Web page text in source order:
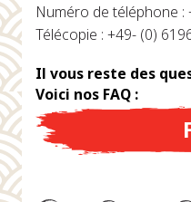
Numéro de téléphone :
Télécopie : +49- (0)
Il vous reste des
Voici nos FAQ :